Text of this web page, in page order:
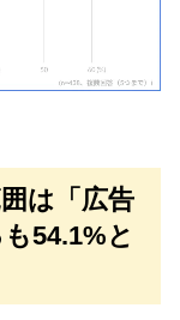
は「広告
54.1%と